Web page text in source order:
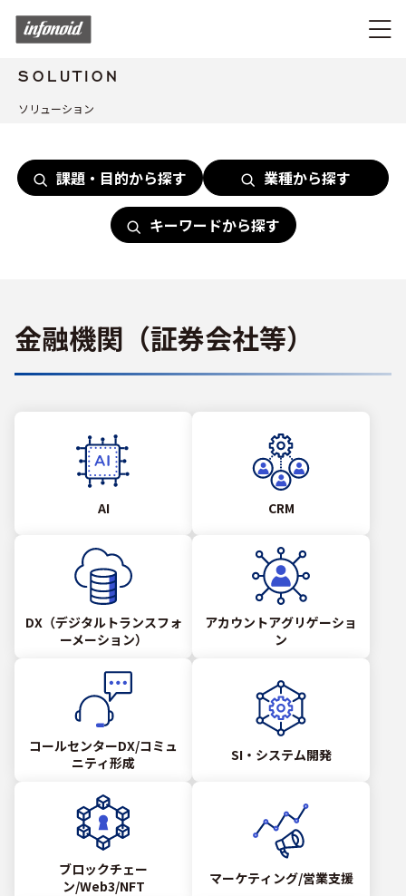
SOLUTION
ソリューション
課題・目的から探す 業種から探す
キーワードから探す
金融機関（証券会社等）
AI CRM
DX（デジタルトランスフォ
ーメーション）
アカウントアグリゲーショ
ン
コールセンターDX/コミュ
ニティ形成
SI・システム開発
ブロックチェー
ン/Web3/NFT
マーケティング/営業支援